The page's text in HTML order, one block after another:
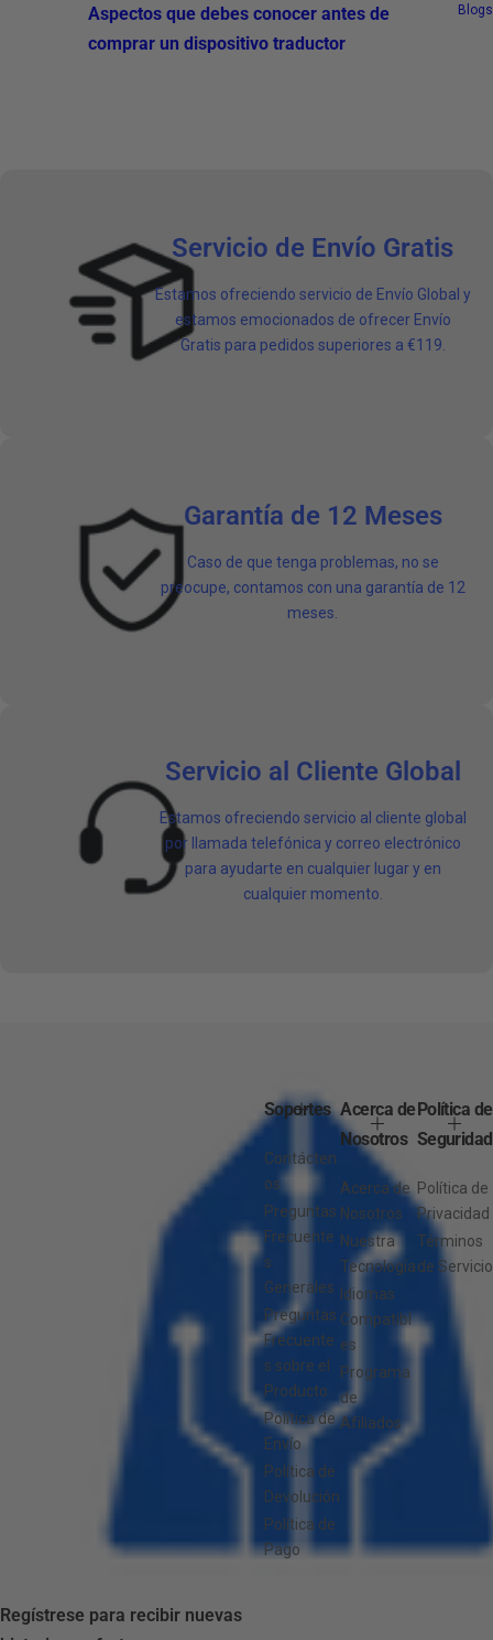
Aspectos que debes conocer antes de
comprar un dispositivo traductor
Blogs
Servicio de Envío Gratis
Estamos ofreciendo servicio de Envío Global y
estamos emocionados de ofrecer Envío
Gratis para pedidos superiores a €119.
Garantía de 12 Meses
Caso de que tenga problemas, no se
preocupe, contamos con una garantía de 12
meses.
Servicio al Cliente Global
Estamos ofreciendo servicio al cliente global
por llamada telefónica y correo electrónico
para ayudarte en cualquier lugar y en
cualquier momento.
Regístrese para recibir nuevas
Soportes
Contácten
os
Preguntas
Frecuente
s
Generales
Preguntas
Frecuente
s sobre el
Producto
Política de
Envío
Política de
Devolución
Política de
Pago
Acerca de
Nosotros
Acerca de
Nosotros
Nuestra
Tecnología
Idiomas
Compatibl
es
Programa
de
Afiliados
Política de
Seguridad
Política de
Privacidad
Términos
de Servicio